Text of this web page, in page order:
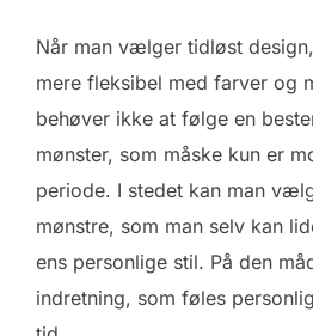
Når man vælger tidløst
mere fleksibel med farver og
behøver ikke at følge en
mønster, som måske kun er
periode. I stedet kan man
mønstre, som man selv kan
ens personlige stil. På den
indretning, som føles